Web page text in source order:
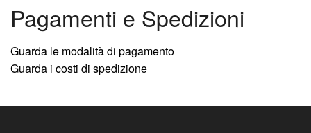
Pagamenti e Spedizioni
Guarda le modalità di pagamento
Guarda i costi di spedizione